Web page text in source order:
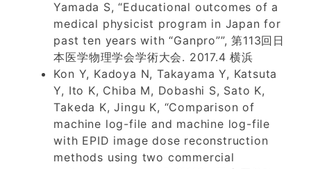
Yamada S, “Educational outcomes of a
medical physicist program in Japan for
past ten years with “Ganpro””, 第113回日
本医学物理学会学術大会. 2017.4 横浜
Kon Y, Kadoya N, Takayama Y, Katsuta
Y, Ito K, Chiba M, Dobashi S, Sato K,
Takeda K, Jingu K, “Comparison of
machine log-file and machine log-file
with EPID image dose reconstruction
methods using two commercial